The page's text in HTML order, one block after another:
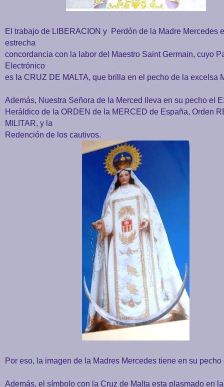
El trabajo de LIBERACION y Perdón de la Madre Mercedes
estrecha
concordancia con la labor del Maestro Saint Germain, cuyo
Electrónico
es la CRUZ DE MALTA, que brilla en el pecho de la excelsa
Además, Nuestra Señora de la Merced lleva en su pecho el
Heráldico de la ORDEN de la MERCED de España, Orden
MILITAR, y la
Redención de los cautivos.
Por eso, la imagen de la Madres Mercedes tiene en su pecho
Además, el símbolo con la Cruz de Malta esta plasmado en la